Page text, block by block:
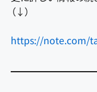
（↓）
https://note.com/